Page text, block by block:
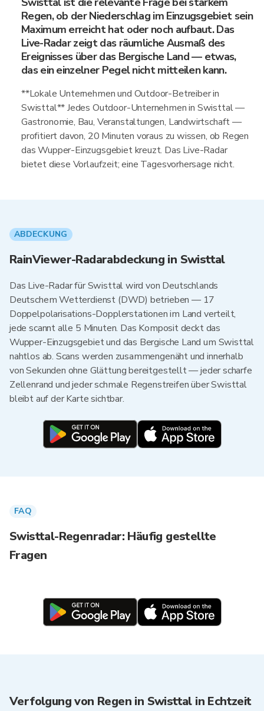
Regen, ob der Niederschlag im Einzugsgebiet sein
Maximum erreicht hat oder noch aufbaut. Das
Live-Radar zeigt das räumliche Ausmaß des
Ereignisses über das Bergische Land — etwas,
das ein einzelner Pegel nicht mitteilen kann.
**Lokale Unternehmen und Outdoor-Betreiber in
Swisttal** Jedes Outdoor-Unternehmen in Swisttal —
Gastronomie, Bau, Veranstaltungen, Landwirtschaft —
profitiert davon, 20 Minuten voraus zu wissen, ob Regen
das Wupper-Einzugsgebiet kreuzt. Das Live-Radar
bietet diese Vorlaufzeit; eine Tagesvorhersage nicht.
ABDECKUNG
RainViewer-Radarabdeckung in Swisttal
Das Live-Radar für Swisttal wird von Deutschlands
Deutschem Wetterdienst (DWD) betrieben — 17
Doppelpolarisations-Dopplerstationen im Land verteilt,
jede scannt alle 5 Minuten. Das Komposit deckt das
Wupper-Einzugsgebiet und das Bergische Land um Swisttal
nahtlos ab. Scans werden zusammengenäht und innerhalb
von Sekunden ohne Glättung bereitgestellt — jeder scharfe
Zellenrand und jeder schmale Regenstreifen über Swisttal
bleibt auf der Karte sichtbar.
FAQ
Swisttal-Regenradar: Häufig gestellte
Fragen
Verfolgung von Regen in Swisttal in Echtzeit